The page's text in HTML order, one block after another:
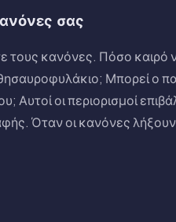
σας
τους κανόνες. Πόσο καιρό
Μπορεί ο
οι περιορισμοί
Όταν οι κανόνες